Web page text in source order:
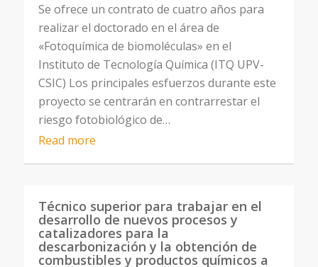
Se ofrece un contrato de cuatro años para
realizar el doctorado en el área de
«Fotoquímica de biomoléculas» en el
Instituto de Tecnología Química (ITQ UPV-
CSIC) Los principales esfuerzos durante este
proyecto se centrarán en contrarrestar el
riesgo fotobiológico de…
Read more
Técnico superior para trabajar en el
desarrollo de nuevos procesos y
catalizadores para la
descarbonización y la obtención de
combustibles y productos químicos a